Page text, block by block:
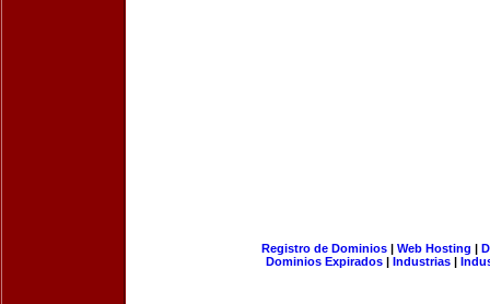
Registro de Dominios| Web Hosting |
Dominios Expirados | Industrias |